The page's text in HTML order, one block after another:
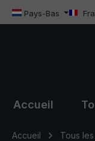
au contenu
Passer à la
Passer à la
Pays-Bas
Accueil
Accueil Tous